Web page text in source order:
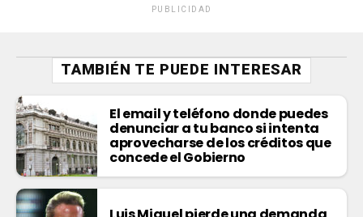
PUBLICIDAD
TAMBIÉN TE PUEDE INTERESAR
El email y teléfono donde puedes
denunciar a tu banco si intenta
aprovecharse de los créditos que
concede el Gobierno